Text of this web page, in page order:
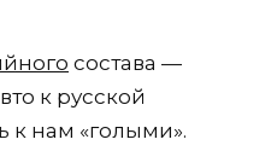
состава —
к русской
нам «голыми».